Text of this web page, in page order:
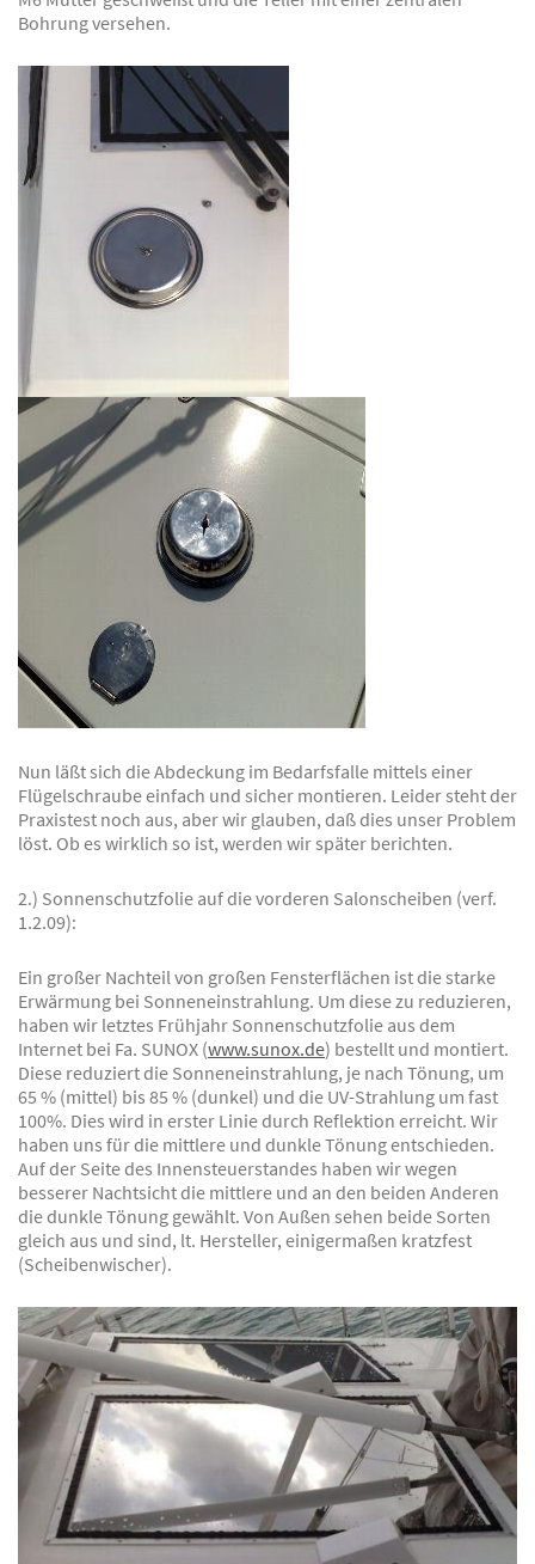
Bohrung versehen.
Nun läßt sich die Abdeckung im Bedarfsfalle mittels einer
Flügelschraube einfach und sicher montieren. Leider steht der
Praxistest noch aus, aber wir glauben, daß dies unser Problem
löst. Ob es wirklich so ist, werden wir später berichten.
2.) Sonnenschutzfolie auf die vorderen Salonscheiben (verf.
1.2.09):
Ein großer Nachteil von großen Fensterflächen ist die starke
Erwärmung bei Sonneneinstrahlung. Um diese zu reduzieren,
haben wir letztes Frühjahr Sonnenschutzfolie aus dem
Internet bei Fa. SUNOX (www.sunox.de) bestellt und montiert.
Diese reduziert die Sonneneinstrahlung, je nach Tönung, um
65 % (mittel) bis 85 % (dunkel) und die UV-Strahlung um fast
100%. Dies wird in erster Linie durch Reflektion erreicht. Wir
haben uns für die mittlere und dunkle Tönung entschieden.
Auf der Seite des Innensteuerstandes haben wir wegen
besserer Nachtsicht die mittlere und an den beiden Anderen
die dunkle Tönung gewählt. Von Außen sehen beide Sorten
gleich aus und sind, lt. Hersteller, einigermaßen kratzfest
(Scheibenwischer).